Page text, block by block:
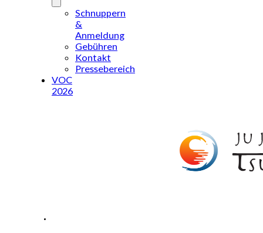
Schnuppern
&
Anmeldung
Gebühren
Kontakt
Pressebereich
VOC
2026